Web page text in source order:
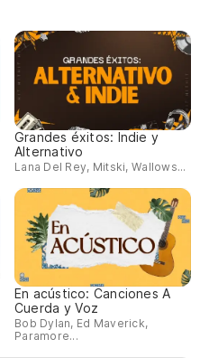
Grandes éxitos: Indie y
Alternativo
Lana Del Rey, Mitski, Wallows...
En acústico: Canciones A
Cuerda y Voz
Bob Dylan, Ed Maverick,
Paramore...